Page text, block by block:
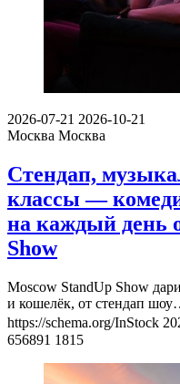
2026-07-21 2026-10-21
Москва Москва
Стендап,
классы —
на каждый день
Show
Moscow StandUp Show
и кошелёк, от стендап
https://schema.org/InStock
656891 1815